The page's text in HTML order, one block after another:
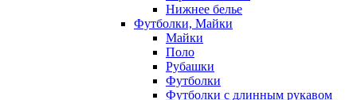
Нижнее белье
Футболки, Майки
Майки
Поло
Рубашки
Футболки
Футболки с длинным рукавом